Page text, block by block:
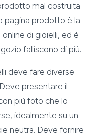
mal costruita
pagina prodotto è la
di gioielli, ed è
falliscono di più.
deve fare diverse
presentare il
più foto che lo
idealmente su un
neutra. Deve fornire